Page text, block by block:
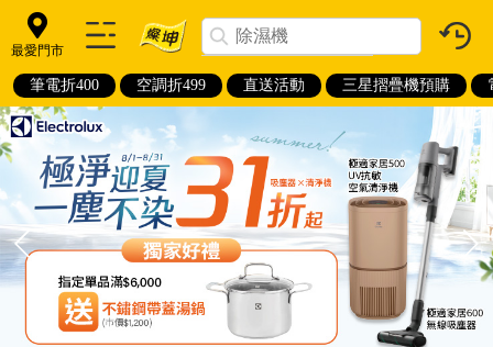
最愛門市
筆電折400 空調折499 直送活動 三星摺疊機預購